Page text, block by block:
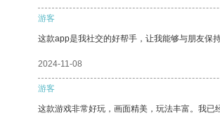
游客
这款app是我社交的好帮手，让我能够与朋友保
2024-11-08
游客
这款游戏非常好玩，画面精美，玩法丰富。我已